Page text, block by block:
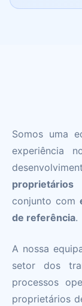
Somos uma
experiência
conjunto com
de referência.
A nossa
setor dos
processos
proprietários